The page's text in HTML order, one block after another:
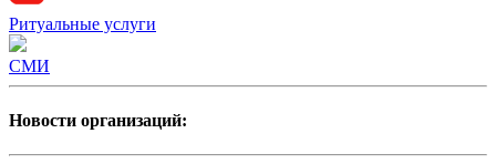
Ритуальные услуги
СМИ
Новости организаций: